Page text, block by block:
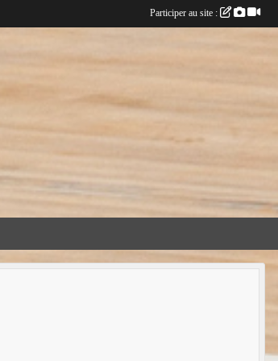
Participer au site :